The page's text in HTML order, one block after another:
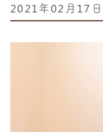
2021年02月17日